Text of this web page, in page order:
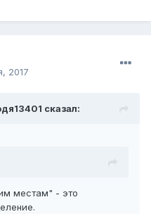
2017
сказал:
местам" - это